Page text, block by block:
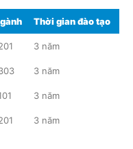
Thời gian đào tạo
3 năm
3 năm
3 năm
3 năm